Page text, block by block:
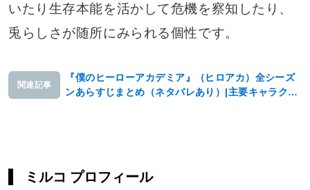
いたり生存本能を活かして危機を察知したり、
兎らしさが随所にみられる個性です。
関連記事
『僕のヒーローアカデミア』（ヒロアカ）全シーズ
ンあらすじまとめ（ネタバレあり）|主要キャラクタ
ミルコ プロフィール